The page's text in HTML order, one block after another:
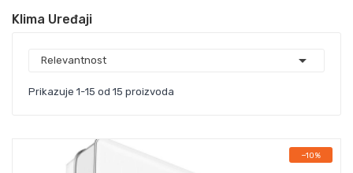
Klima Uređaji
Relevantnost 
Prikazuje 1-15 od 15 proizvoda
−10%